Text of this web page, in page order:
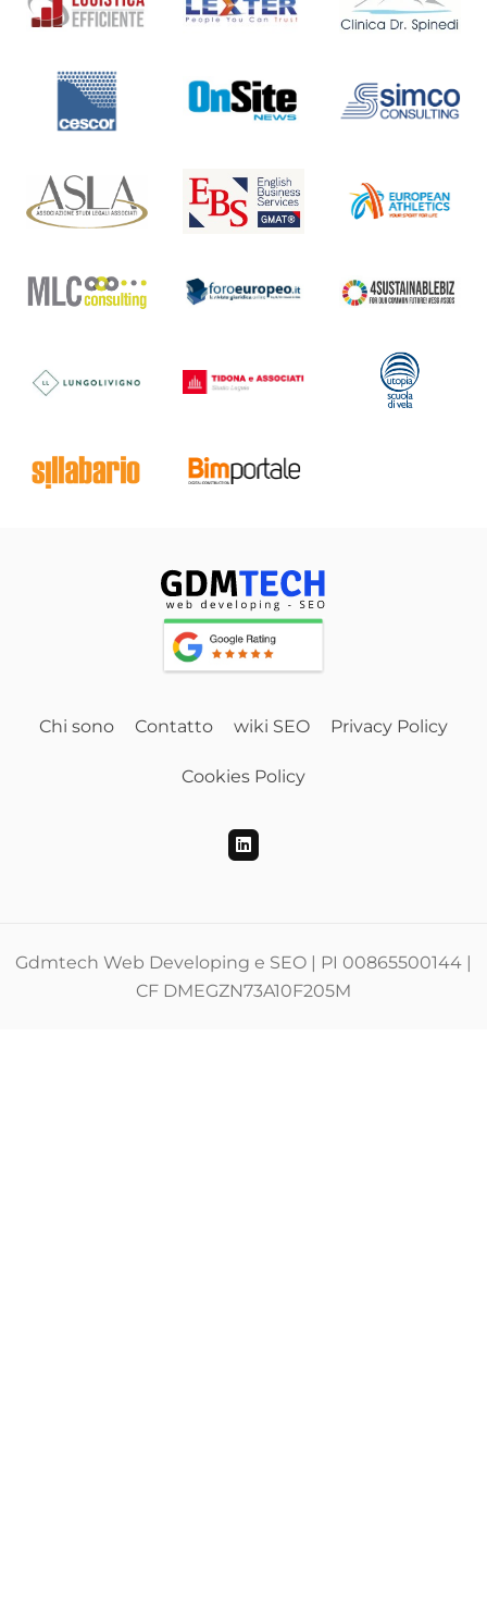
Chi sono Contatto wiki SEO Privacy Policy
Cookies Policy
Gdmtech Web Developing e SEO | PI 00865500144 |
CF DMEGZN73A10F205M